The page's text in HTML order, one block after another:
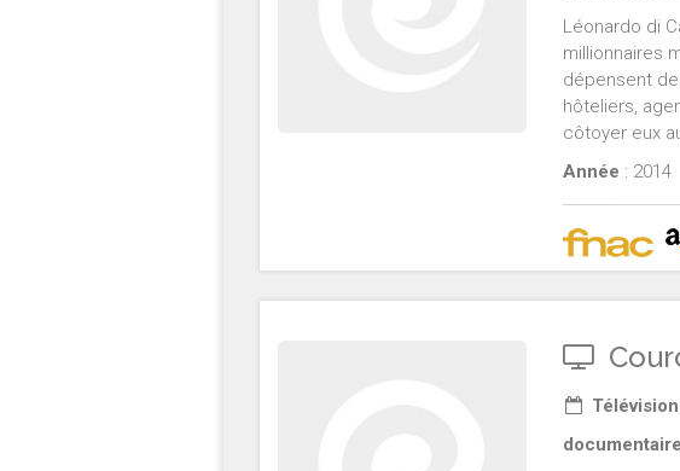
Léonardo di
millionnaires
dépensent
hôteliers,
côtoyer eux
Année : 2014
Télévision